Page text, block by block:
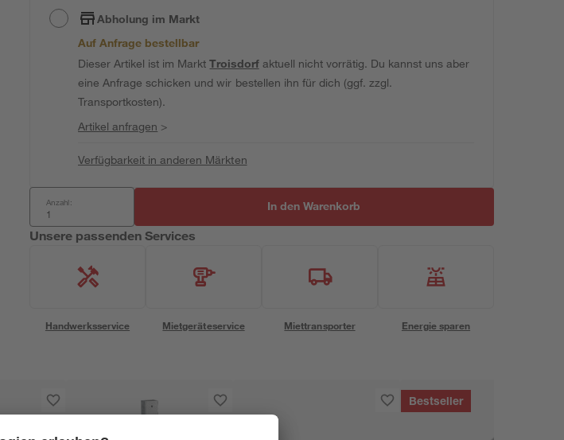
Abholung im Markt
Auf Anfrage bestellbar
Dieser Artikel ist im MarktTroisdorfaktuell nicht vorrätig. Du kannst uns aber
eine Anfrage schicken und wir bestellen ihn für dich (ggf. zzgl.
Transportkosten).
Artikel anfragen >
Verfügbarkeit in anderen Märkten
Anzahl: In den Warenkorb
Unsere passenden Services
Handwerksservice Mietgeräteservice Miettransporter Energie sparen
Bestseller